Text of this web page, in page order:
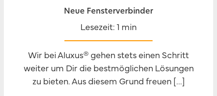
Neue Fensterverbinder
Lesezeit: 1 min
Wir bei Aluxus® gehen stets einen Schritt
weiter um Dir die bestmöglichen Lösungen
zu bieten. Aus diesem Grund freuen [...]